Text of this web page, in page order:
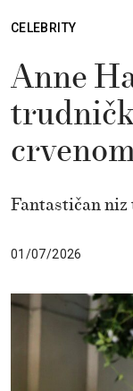
CELEBRITY
Anne
Fantastičan niz
01/07/2026